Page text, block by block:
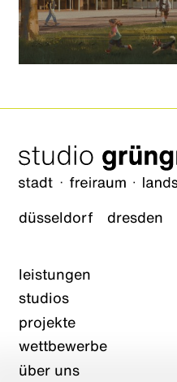
düsseldorf dresden
leistungen
studios
projekte
wettbewerbe
über uns